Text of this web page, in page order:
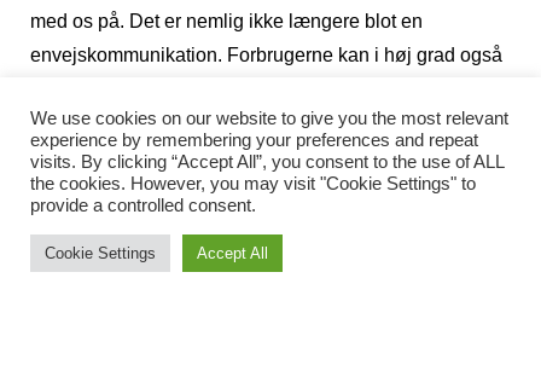
med os på. Det er nemlig ikke længere blot en
envejskommunikation. Forbrugerne kan i høj grad også
om i supermarkederne – hvor mange af dem har stadig
plastikposer?
Vi har som forbrugere både magt og ansvar for, hvilken
fungerer ultimativt som stemmesedler, så hvem stemmer
We use cookies on our website to give you the most relevant
experience by remembering your preferences and repeat
visits. By clicking “Accept All”, you consent to the use of ALL
the cookies. However, you may visit "Cookie Settings" to
provide a controlled consent.
Cookie Settings Accept All